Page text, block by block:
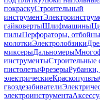
покраскуСтроительный
инструмент
гайковертыШлифмашины
пилыПерфораторы,
молоткиЭлектролобзики
миксерыДальномеры
инструментыСтроительные
пистолетыФрезерыРубанки,
электрическиеКраскопульты
гвоздезабиватели
электроинструмента